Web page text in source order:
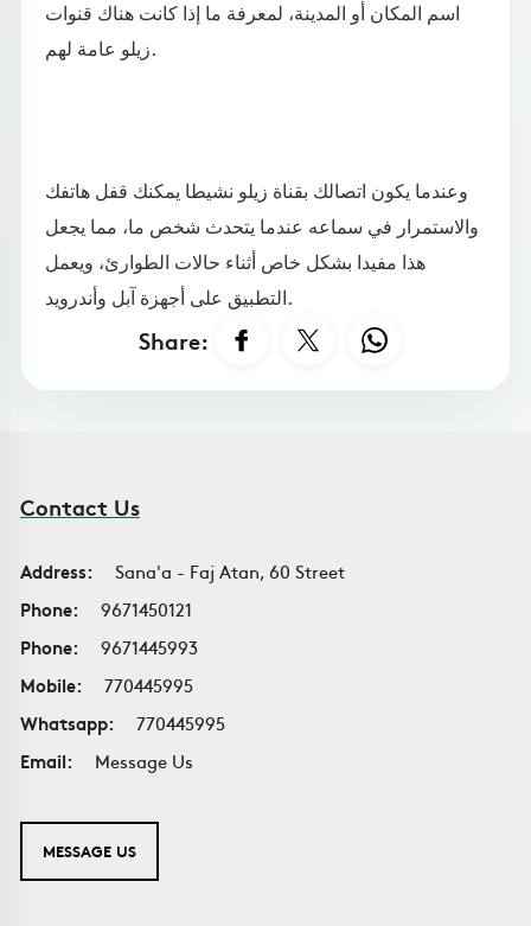
اسم المكان أو المدينة، لمعرفة ما إذا كانت هناك قنوات
زيلو عامة لهم.
وعندما يكون اتصالك بقناة زيلو نشيطا يمكنك قفل هاتفك
والاستمرار في سماعه عندما يتحدث شخص ما، مما يجعل
هذا مفيدا بشكل خاص أثناء حالات الطوارئ، ويعمل
التطبيق على أجهزة آبل وأندرويد.
Share:
Contact Us
Address:
Sana'a - Faj Atan, 60 Street
Phone:
9671450121
Phone:
9671445993
Mobile:
770445995
Whatsapp:
770445995
Email:
Message Us
MESSAGE US